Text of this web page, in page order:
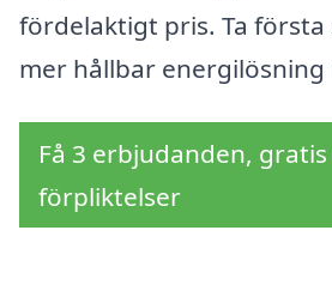
fördelaktigt pris. Ta
mer hållbar energilösning
Få 3 erbjudanden,
förpliktelser